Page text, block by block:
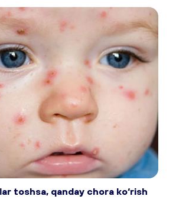
toshsa, qanday chora ko‘rish